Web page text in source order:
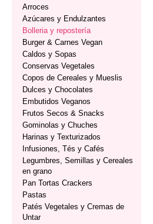
Arroces
Azúcares y Endulzantes
Bolleria y repostería
Burger & Carnes Vegan
Caldos y Sopas
Conservas Vegetales
Copos de Cereales y Mueslis
Dulces y Chocolates
Embutidos Veganos
Frutos Secos & Snacks
Gominolas y Chuches
Harinas y Texturizados
Infusiones, Tés y Cafés
Legumbres, Semillas y Cereales
en grano
Pan Tortas Crackers
Pastas
Patés Vegetales y Cremas de
Untar